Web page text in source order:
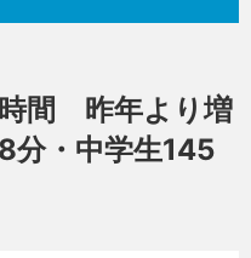
間 昨年より増
分・中学生145